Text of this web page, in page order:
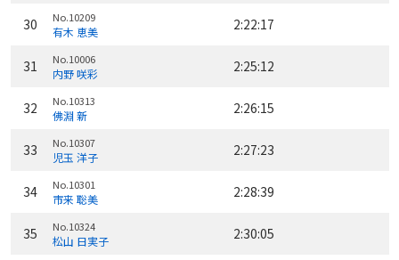
30 No.10209
有木 恵美 2:22:17
31 No.10006
内野 咲彩 2:25:12
32 No.10313
佛淵 新 2:26:15
33 No.10307
児玉 洋子 2:27:23
34 No.10301
市来 聡美 2:28:39
35 No.10324
松山 日実子 2:30:05